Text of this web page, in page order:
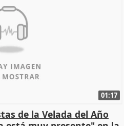
01:17
de la Velada del Año